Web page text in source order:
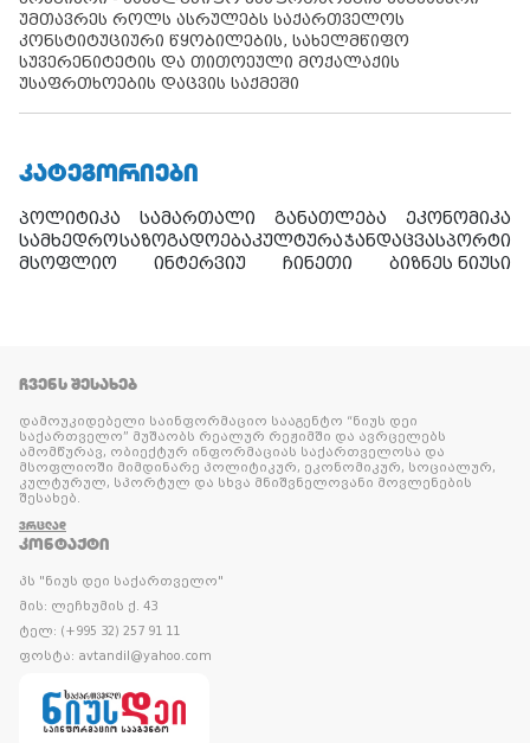
უმთავრეს როლს ასრულებს საქართველოს
კონსტიტუციური წყობილების, სახელმწიფო
სუვერენიტეტის და თითოეული მოქალაქის
უსაფრთხოების დაცვის საქმეში
ᲙᲐᲢᲔᲒᲝᲠᲘᲔᲑᲘ
პოლიტიკა სამართალი განათლება
ეკონომიკა
სამხედროსაზოგადოებაკულტურაჯანდაცვასპორტი
მსოფლიო
ინტერვიუ ჩინეთი ბიზნეს ნიუსი
ᲩᲕᲔᲜᲡ ᲨᲔᲡᲐᲮᲔᲑ
დამოუკიდებელი საინფორმაციო სააგენტო “ნიუს დეი
საქართველო” მუშაობს რეალურ რეჟიმში და ავრცელებს
ამომწურავ, ობიექტურ ინფორმაციას საქართველოსა და
მსოფლიოში მიმდინარე პოლიტიკურ, ეკონომიკურ, სოციალურ,
კულტურულ, სპორტულ და სხვა მნიშვნელოვანი მოვლენების
შესახებ.
ᲕᲠᲪᲚᲐᲓ
ᲙᲝᲜᲢᲐᲥᲢᲘ
პს "ნიუს დეი საქართველო"
მის: ლეჩხუმის ქ. 43
ტელ: (+995 32) 257 91 11
ფოსტა: avtandil@yahoo.com